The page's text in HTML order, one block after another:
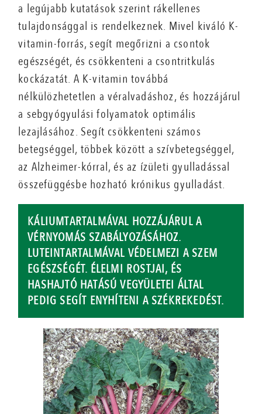
a legújabb kutatások szerint rákellenes
tulajdonsággal is rendelkeznek. Mivel kiváló K-
vitamin-forrás, segít megőrizni a csontok
egészségét, és csökkenteni a csontritkulás
kockázatát. A K-vitamin továbbá
nélkülözhetetlen a véralvadáshoz, és hozzájárul
a sebgyógyulási folyamatok optimális
lezajlásához. Segít csökkenteni számos
betegséggel, többek között a szívbetegséggel,
az Alzheimer-kórral, és az ízületi gyulladással
összefüggésbe hozható krónikus gyulladást.
KÁLIUMTARTALMÁVAL HOZZÁJÁRUL A
VÉRNYOMÁS SZABÁLYOZÁSÁHOZ.
LUTEINTARTALMÁVAL VÉDELMEZI A SZEM
EGÉSZSÉGÉT. ÉLELMI ROSTJAI, ÉS
HASHAJTÓ HATÁSÚ VEGYÜLETEI ÁLTAL
PEDIG SEGÍT ENYHÍTENI A SZÉKREKEDÉST.